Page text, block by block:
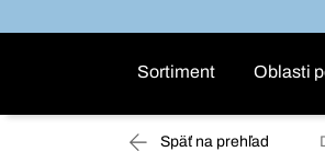
Sortiment Oblasti
Späť na prehľad